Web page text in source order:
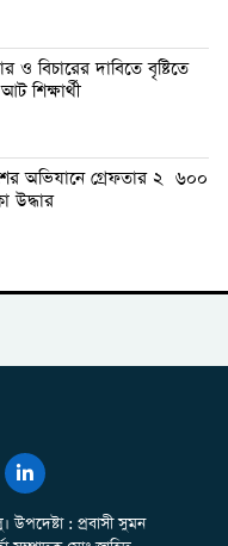
ও বিচারের দাবিতে বৃষ্টিতে
শিক্ষার্থী
অভিযানে গ্রেফতার ২ ৬০০
উদ্ধার
: প্রবাসী সুমন